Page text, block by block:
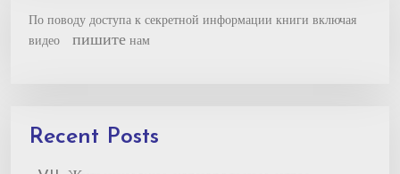
По поводу доступа к секретной информации книги включая
видео
пишите нам
Recent Posts